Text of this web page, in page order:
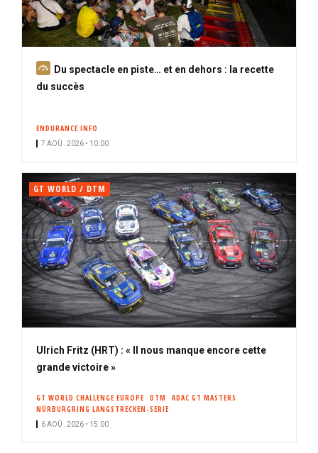
A
b
Du spectacle en piste… et en dehors : la recette
du succès
ENDURANCE INFO
7 AOÛ. 2026 • 10:00
GT WORLD / DTM
Ulrich Fritz (HRT) : « Il nous manque encore cette
grande victoire »
GT WORLD CHALLENGE EUROPE DTM
ADAC GT MASTERS
NÜRBURGRING LANGSTRECKEN-SERIE
6 AOÛ. 2026 • 15:00